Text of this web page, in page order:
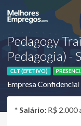
Pedagogy
Pedagogia) -
CLT (EFETIVO)
Empresa Confidencial
* Salário: R$ 2.000